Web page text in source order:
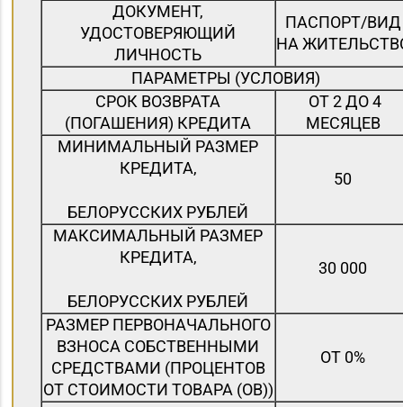
ДОКУМЕНТ,
УДОСТОВЕРЯЮЩИЙ
ЛИЧНОСТЬ
ПАСПОРТ/ВИД
НА
ПАРАМЕТРЫ (УСЛОВИЯ)
СРОК ВОЗВРАТА
(ПОГАШЕНИЯ) КРЕДИТА
ОТ 2 ДО 4
МЕСЯЦЕВ
МИНИМАЛЬНЫЙ РАЗМЕР
КРЕДИТА,
БЕЛОРУССКИХ РУБЛЕЙ
50
МАКСИМАЛЬНЫЙ РАЗМЕР
КРЕДИТА,
БЕЛОРУССКИХ РУБЛЕЙ
30 000
РАЗМЕР ПЕРВОНАЧАЛЬНОГО
ВЗНОСА СОБСТВЕННЫМИ
СРЕДСТВАМИ (ПРОЦЕНТОВ
ОТ СТОИМОСТИ ТОВАРА (ОВ))
ОТ 0%